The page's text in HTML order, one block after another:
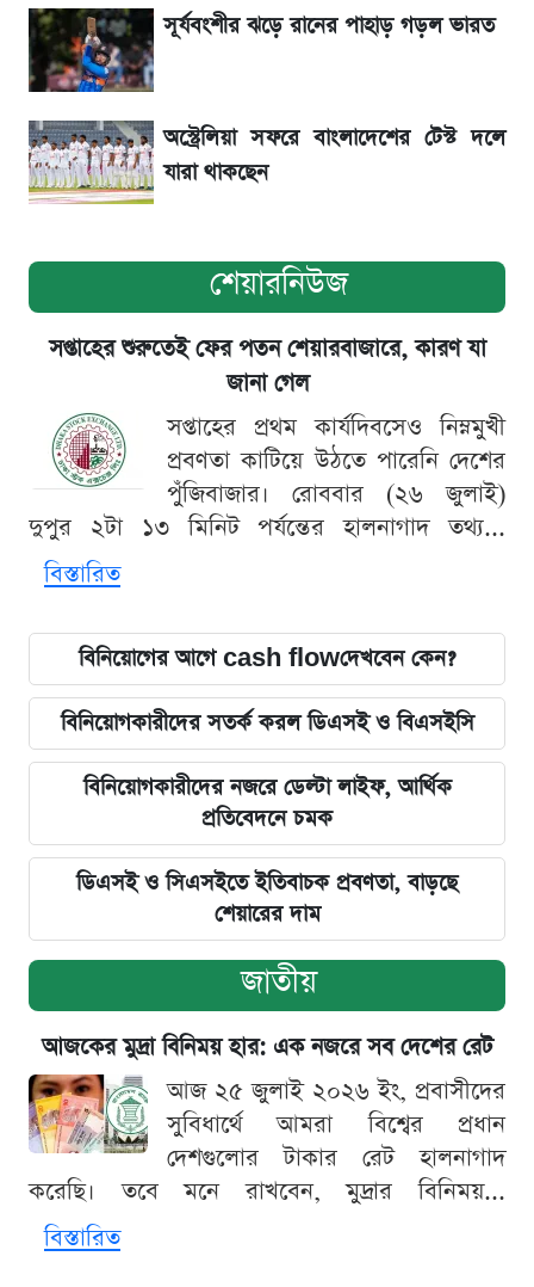
বিনিয়োগের আগে cash flowদেখবেন কেন?
সূর্যবংশীর ঝড়ে রানের পাহাড় গড়ল ভারত
অস্ট্রেলিয়া সফরে বাংলাদেশের টেস্ট দলে
যারা থাকছেন
শেয়ারনিউজ
সপ্তাহের শুরুতেই ফের পতন শেয়ারবাজারে, কারণ যা
জানা গেল
সপ্তাহের প্রথম কার্যদিবসেও নিম্নমুখী
প্রবণতা কাটিয়ে উঠতে পারেনি দেশের
পুঁজিবাজার। রোববার (২৬ জুলাই)
দুপুর ২টা ১৩ মিনিট পর্যন্তের হালনাগাদ তথ্য...
বিস্তারিত
বিনিয়োগের আগে cash flowদেখবেন কেন?
বিনিয়োগকারীদের সতর্ক করল ডিএসই ও বিএসইসি
বিনিয়োগকারীদের নজরে ডেল্টা লাইফ, আর্থিক
প্রতিবেদনে চমক
ডিএসই ও সিএসইতে ইতিবাচক প্রবণতা, বাড়ছে
শেয়ারের দাম
জাতীয়
আজকের মুদ্রা বিনিময় হার: এক নজরে সব দেশের রেট
আজ ২৫ জুলাই ২০২৬ ইং, প্রবাসীদের
সুবিধার্থে আমরা বিশ্বের প্রধান
দেশগুলোর টাকার রেট হালনাগাদ
করেছি। তবে মনে রাখবেন, মুদ্রার বিনিময়...
বিস্তারিত